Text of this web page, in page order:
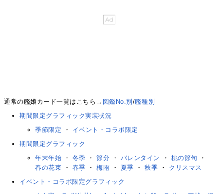
通常の艦娘カード一覧はこちら→ 図鑑No.別/艦種別
期間限定グラフィック実装状況
季節限定 ・ イベント・コラボ限定
期間限定グラフィック
年末年始 ・ 冬季 ・節分 ・ バレンタイン ・ 桃の節句
・
春の花束 ・ 春季 ・梅雨 ・ 夏季 ・秋季 ・ クリスマス
イベント・コラボ限定グラフィック